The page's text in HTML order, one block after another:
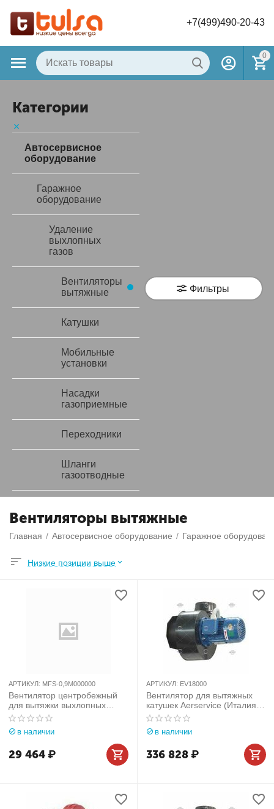
+7(499)490-20-43
0
Категории
Автосервисное
оборудование
Гаражное
оборудование
Удаление
выхлопных
газов
Вентиляторы
вытяжные
Катушки
Мобильные
установки
Насадки
газоприемные
Переходники
Шланги
газоотводные
Фильтры
Вентиляторы вытяжные
Главная / Автосервисное оборудование / Гаражное
Низкие позиции выше
АРТИКУЛ: MFS-0,9M000000
Вентилятор центробежный
для вытяжки выхлопных
газов на штативе (900 куб.м./
час)
в наличии
29 464₽
АРТИКУЛ: EV18000
Вентилятор для вытяжных
катушек Aerservice (Италия)
арт. EV18000
в наличии
336 828₽